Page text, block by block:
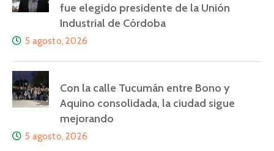
fue elegido presidente de la Unión
Industrial de Córdoba
5 agosto, 2026
Con la calle Tucumán entre Bono y
Aquino consolidada, la ciudad sigue
mejorando
5 agosto, 2026